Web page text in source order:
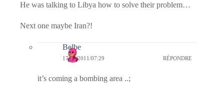
He was talking to Libya how to solve their problem…
Next one maybe Iran?!
Belbe
17/02/2011/07:29 RÉPONDRE
it’s coming a bombing area ..;